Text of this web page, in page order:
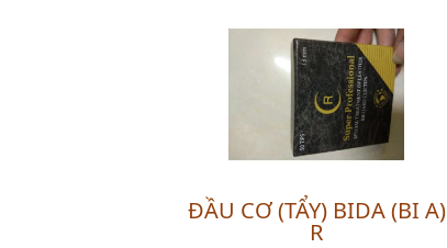
ĐẦU CƠ (TẨY) BIDA (BI A)
R